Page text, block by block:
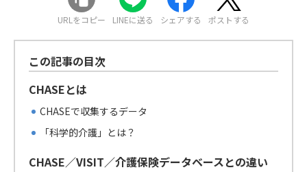
URLをコピー LINEに送る シェアする ポストする
この記事の目次
CHASEとは
CHASEで収集するデータ
「科学的介護」とは？
CHASE／VISIT／介護保険データベースとの違い